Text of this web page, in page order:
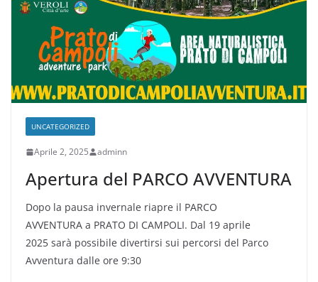
UNCATEGORIZED
Aprile 2, 2025 adminn
Apertura del PARCO AVVENTURA
Dopo la pausa invernale riapre il PARCO
AVVENTURA a PRATO DI CAMPOLI. Dal 19 aprile
2025 sarà possibile divertirsi sui percorsi del Parco
Avventura dalle ore 9:30